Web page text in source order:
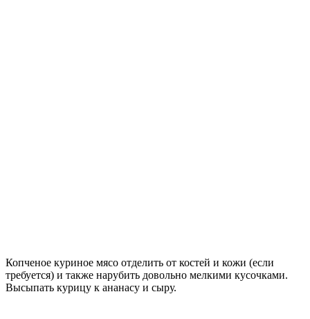
Копченое куриное мясо отделить от костей и кожи (если
требуется) и также нарубить довольно мелкими кусочками.
Высыпать курицу к ананасу и сыру.